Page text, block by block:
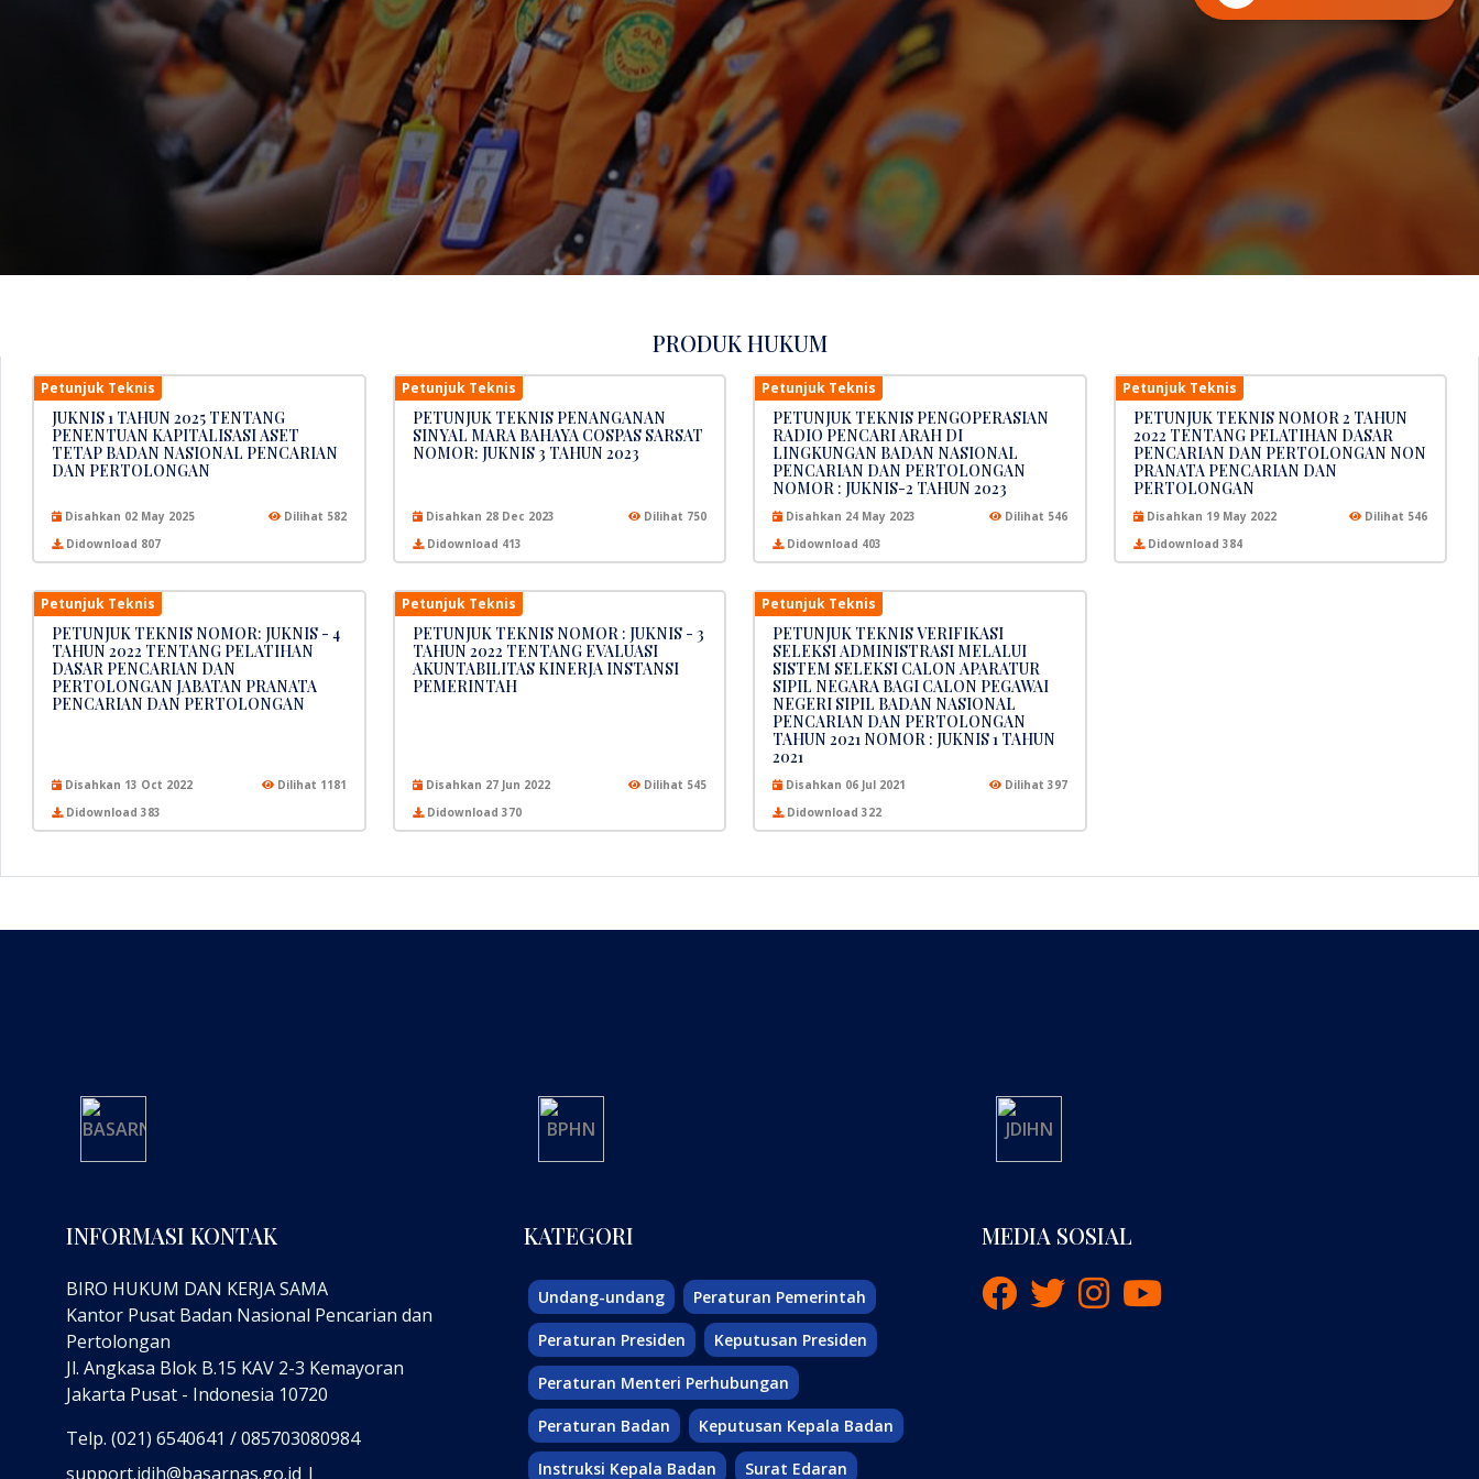
PRODUK HUKUM
Petunjuk Teknis
JUKNIS 1 TAHUN 2025 TENTANG
PENENTUAN KAPITALISASI ASET
TETAP BADAN NASIONAL PENCARIAN
DAN PERTOLONGAN
Disahkan 02 May 2025
Dilihat 582
Didownload 807
Petunjuk Teknis
PETUNJUK TEKNIS PENANGANAN
SINYAL MARA BAHAYA COSPAS SARSAT
NOMOR: JUKNIS 3 TAHUN 2023
Disahkan 28 Dec 2023
Dilihat 750
Didownload 413
Petunjuk Teknis
PETUNJUK TEKNIS PENGOPERASIAN
RADIO PENCARI ARAH DI
LINGKUNGAN BADAN NASIONAL
PENCARIAN DAN PERTOLONGAN
NOMOR : JUKNIS-2 TAHUN 2023
Disahkan 24 May 2023
Dilihat 546
Didownload 403
Petunjuk Teknis
PETUNJUK TEKNIS NOMOR 2 TAHUN
2022 TENTANG PELATIHAN DASAR
PENCARIAN DAN PERTOLONGAN NON
PRANATA PENCARIAN DAN
PERTOLONGAN
Disahkan 19 May 2022
Dilihat 546
Didownload 384
Petunjuk Teknis
PETUNJUK TEKNIS NOMOR: JUKNIS - 4
TAHUN 2022 TENTANG PELATIHAN
DASAR PENCARIAN DAN
PERTOLONGAN JABATAN PRANATA
PENCARIAN DAN PERTOLONGAN
Disahkan 13 Oct 2022
Dilihat 1181
Didownload 383
Petunjuk Teknis
PETUNJUK TEKNIS NOMOR : JUKNIS - 3
TAHUN 2022 TENTANG EVALUASI
AKUNTABILITAS KINERJA INSTANSI
PEMERINTAH
Disahkan 27 Jun 2022
Dilihat 545
Didownload 370
Petunjuk Teknis
PETUNJUK TEKNIS VERIFIKASI
SELEKSI ADMINISTRASI MELALUI
SISTEM SELEKSI CALON APARATUR
SIPIL NEGARA BAGI CALON PEGAWAI
NEGERI SIPIL BADAN NASIONAL
PENCARIAN DAN PERTOLONGAN
TAHUN 2021 NOMOR : JUKNIS 1 TAHUN
2021
Disahkan 06 Jul 2021
Dilihat 397
Didownload 322
INFORMASI KONTAK
BIRO HUKUM DAN KERJA SAMA
Kantor Pusat Badan Nasional Pencarian dan
Pertolongan
Jl. Angkasa Blok B.15 KAV 2-3 Kemayoran
Jakarta Pusat - Indonesia 10720
Telp. (021) 6540641 / 085703080984
support.jdih@basarnas.go.id |
KATEGORI
Undang-undang Peraturan Pemerintah
Peraturan Presiden Keputusan Presiden
Peraturan Menteri Perhubungan
Peraturan Badan Keputusan Kepala Badan
Instruksi Kepala Badan Surat Edaran
MEDIA SOSIAL